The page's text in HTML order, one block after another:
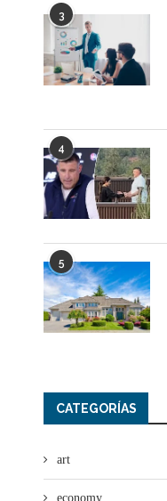
3
4
5
CATEGORÍAS
art
economy